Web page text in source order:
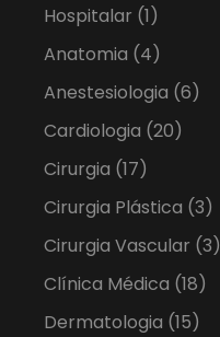
Hospitalar (1)
Anatomia (4)
Anestesiologia (6)
Cardiologia (20)
Cirurgia (17)
Cirurgia Plástica (3)
Cirurgia Vascular (3)
Clínica Médica (18)
Dermatologia (15)